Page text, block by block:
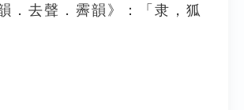
．去聲．霽韻》：「隶，狐